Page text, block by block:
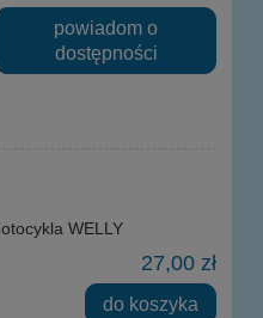
powiadom o
dostępności
WELLY
27,00 zł
do koszyka